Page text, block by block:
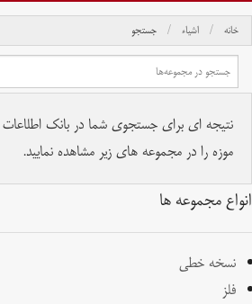
خانه اشیاء جستجو
نتیجه ای برای جستجوی شما در بانک اطلاعات
موزه را در مجموعه های زیر مشاهده نمایید.
انواع مجموعه ها
نسخه خطی
فلز
تمام حقوق برای موسسه کتابخانه و موزه